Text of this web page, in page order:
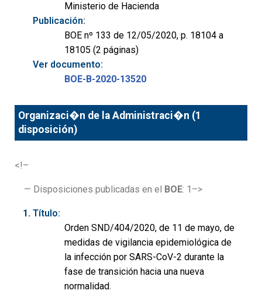
Ministerio de Hacienda
Publicación:
BOE nº 133 de 12/05/2020, p. 18104 a
18105 (2 páginas)
Ver documento:
BOE-B-2020-13520
Organizaci�n de la Administraci�n (1
disposición)
<!–
— Disposiciones publicadas en el BOE: 1–>
Título:
Orden SND/404/2020, de 11 de mayo, de
medidas de vigilancia epidemiológica de
la infección por SARS-CoV-2 durante la
fase de transición hacia una nueva
normalidad.